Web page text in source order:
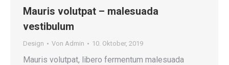
Mauris volutpat – malesuada
vestibulum
Design Von Admin 10. Oktober, 2019
Mauris volutpat, libero fermentum malesuada